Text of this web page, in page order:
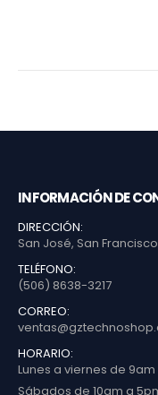
INFORMACIÓN DE
DIRECCIÓN:
San José, San
TELÉFONO:
(506) 8638-3217
CORREO:
HORARIO:
Lunes a viernes de
Sábados de 10am a